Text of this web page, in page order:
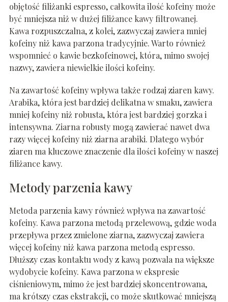
objętość filiżanki espresso, całkowita ilość kofeiny może
być mniejsza niż w dużej filiżance kawy filtrowanej.
Kawa rozpuszczalna, z kolei, zazwyczaj zawiera mniej
kofeiny niż kawa parzona tradycyjnie. Warto również
wspomnieć o kawie bezkofeinowej, która, mimo swojej
nazwy, zawiera niewielkie ilości kofeiny.
Na zawartość kofeiny wpływa także rodzaj ziaren kawy.
Arabika, która jest bardziej delikatna w smaku, zawiera
mniej kofeiny niż robusta, która jest bardziej gorzka i
intensywna. Ziarna robusty mogą zawierać nawet dwa
razy więcej kofeiny niż ziarna arabiki. Dlatego wybór
ziaren ma kluczowe znaczenie dla ilości kofeiny w naszej
filiżance kawy.
Metody parzenia kawy
Metoda parzenia kawy również wpływa na zawartość
kofeiny. Kawa parzona metodą przelewową, gdzie woda
przepływa przez zmielone ziarna, zazwyczaj zawiera
więcej kofeiny niż kawa parzona metodą espresso.
Dłuższy czas kontaktu wody z kawą pozwala na większe
wydobycie kofeiny. Kawa parzona w ekspresie
ciśnieniowym, mimo że jest bardziej skoncentrowana,
ma krótszy czas ekstrakcji, co może skutkować mniejszą